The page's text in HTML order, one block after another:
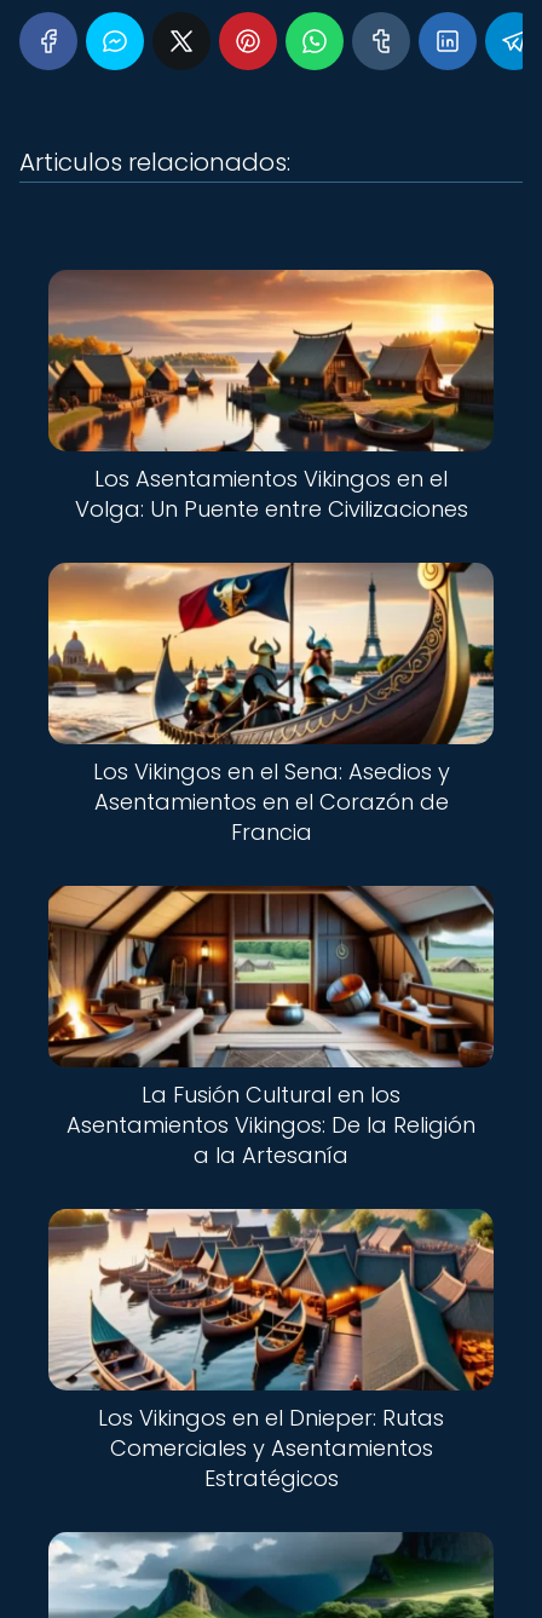
Articulos relacionados:
Los Asentamientos Vikingos en el
Volga: Un Puente entre Civilizaciones
Los Vikingos en el Sena: Asedios y
Asentamientos en el Corazón de
Francia
La Fusión Cultural en los
Asentamientos Vikingos: De la Religión
a la Artesanía
Los Vikingos en el Dnieper: Rutas
Comerciales y Asentamientos
Estratégicos